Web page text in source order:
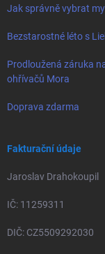
Jak správně vybrat
Bezstarostné léto s
Prodloužená záruka
ohřívačů Mora
Doprava zdarma
Fakturační údaje
Jaroslav Drahokoupil
IČ: 11259311
DIČ: CZ5509292030